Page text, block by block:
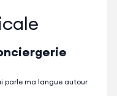
parle ma langue autour